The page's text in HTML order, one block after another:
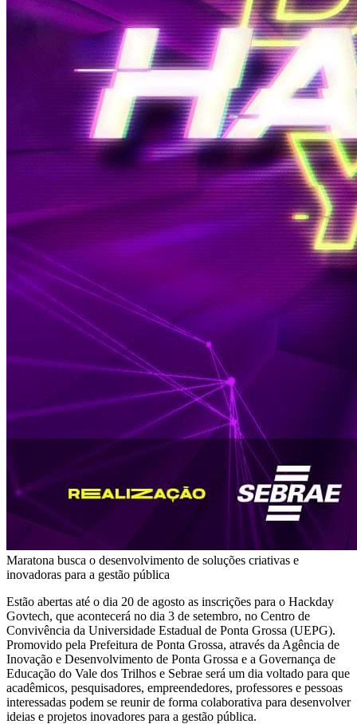
Maratona busca o desenvolvimento de soluções criativas e
inovadoras para a gestão pública
Estão abertas até o dia 20 de agosto as inscrições para o Hackday
Govtech, que acontecerá no dia 3 de setembro, no Centro de
Convivência da Universidade Estadual de Ponta Grossa (UEPG).
Promovido pela Prefeitura de Ponta Grossa, através da Agência de
Inovação e Desenvolvimento de Ponta Grossa e a Governança de
Educação do Vale dos Trilhos e Sebrae será um dia voltado para que
acadêmicos, pesquisadores, empreendedores, professores e pessoas
interessadas podem se reunir de forma colaborativa para desenvolver
ideias e projetos inovadores para a gestão pública.